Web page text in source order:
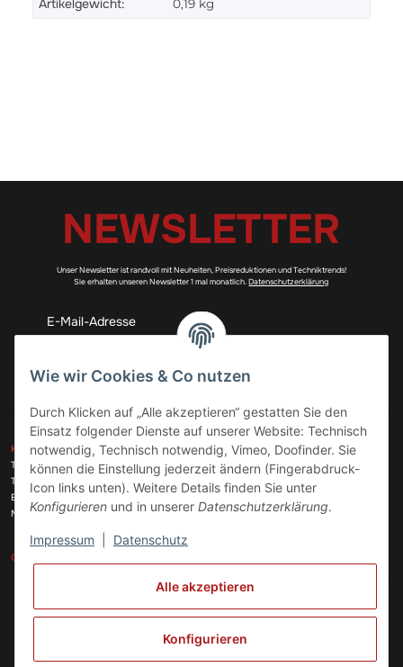
Artikelgewicht: 0,19 kg
NEWSLETTER
Unser Newsletter ist randvoll mit Neuheiten, Preisreduktionen und Techniktrends!
Sie erhalten unseren Newsletter 1 mal monatlich.Datenschutzerklärung
Abonnieren
KONTAKT
Telefon:+49 (0)6074 816 08 0
Telefax:
+49 (0)6074 215 08 60
E-Mail:
info@meinhausgeraetedoc.de
Max Planck Str. 6 c, 63322 Rödermark
GESETZLICHE INFORMATIONEN
ZAHLUNGSARTEN
VERSANDARTEN
Vertrag widerrufen
Wie wir Cookies & Co nutzen
Durch Klicken auf „Alle akzeptieren“ gestatten Sie den
Einsatz folgender Dienste auf unserer Website: Technisch
notwendig, Technisch notwendig, Vimeo, Doofinder. Sie
können die Einstellung jederzeit ändern (Fingerabdruck-
Icon links unten). Weitere Details finden Sie unter
Konfigurieren und in unserer Datenschutzerklärung.
Impressum Datenschutz
Alle akzeptieren
Konfigurieren